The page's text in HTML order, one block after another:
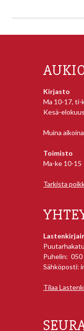
Kirjasto
Ma 10-17, ti-
Kesä-
Muina
Toimisto
Ma-ke 10-15
Tarkista
Puhelin: 050
Sähköposti:
Tilaa